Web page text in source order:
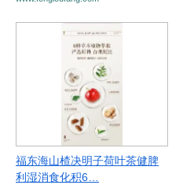
福东海山楂决明子荷叶茶健脾
利湿消食化积6…